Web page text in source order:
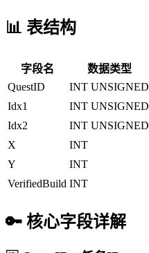
📊 表结构
字段名 数据类型
QuestID
INT UNSIGNED
Idx1
INT UNSIGNED
Idx2
INT UNSIGNED
X
INT
Y
INT
VerifiedBuild INT
🔑 核心字段详解